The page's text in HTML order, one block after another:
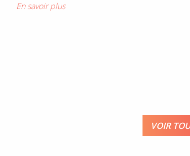
En savoir plus
VOIR